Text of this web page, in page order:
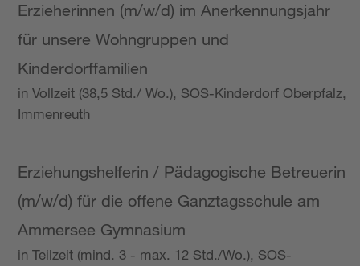
Erzieherinnen (m/w/d) im Anerkennungsjahr
für unsere Wohngruppen und
Kinderdorffamilien
in Vollzeit (38,5 Std./ Wo.), SOS-Kinderdorf Oberpfalz,
Immenreuth
Erziehungshelferin / Pädagogische Betreuerin
(m/w/d) für die offene Ganztagsschule am
Ammersee Gymnasium
in Teilzeit (mind. 3 - max. 12 Std./Wo.), SOS-